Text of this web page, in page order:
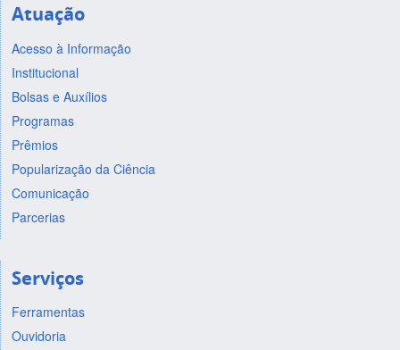
Atuação
Acesso à Informação
Institucional
Bolsas e Auxílios
Programas
Prêmios
Popularização da Ciência
Comunicação
Parcerias
Serviços
Ferramentas
Ouvidoria